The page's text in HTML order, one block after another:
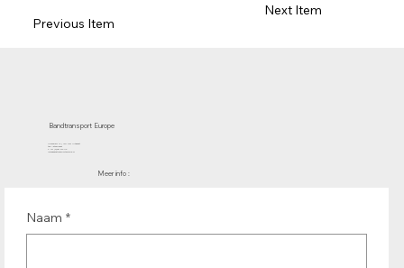
Previous Item
Next Item
Bandtransport Europe
Molenwerf 12 | 1911 DB Uitgeest
the Netherlands
T.:+31 (0)251 319 119
info@bandtransporteurope.nl
Meer info :
Naam *